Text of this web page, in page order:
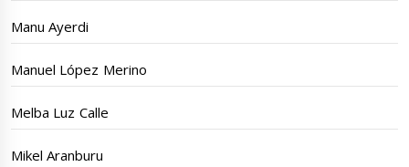
Manu Ayerdi
Manuel López Merino
Melba Luz Calle
Mikel Aranburu